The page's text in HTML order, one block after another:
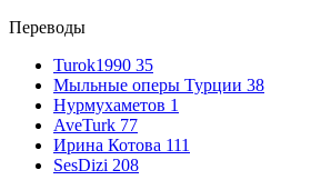
Переводы
Turok1990 35
Мыльные оперы Турции 38
Нурмухаметов 1
AveTurk 77
Ирина Котова 111
SesDizi 208